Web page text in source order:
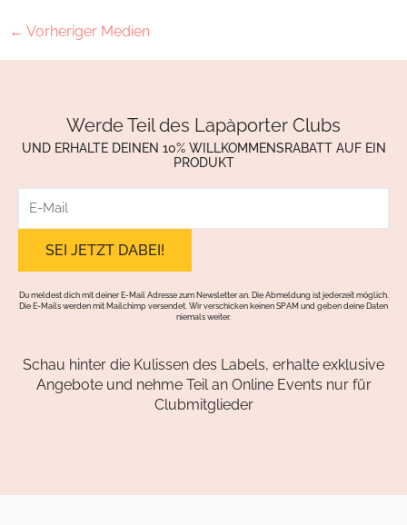
← Vorheriger Medien
Werde Teil des Lapàporter Clubs
UND ERHALTE DEINEN 10% WILLKOMMENSRABATT AUF EIN
PRODUKT
Mail
Du meldest dich mit deiner E-Mail Adresse zum Newsletter an. Die Abmeldung ist jederzeit möglich.
Die E-Mails werden mit Mailchimp versendet. Wir verschicken keinen SPAM und geben deine Daten
niemals weiter.
Schau hinter die Kulissen des Labels, erhalte exklusive
Angebote und nehme Teil an Online Events nur für
Clubmitglieder